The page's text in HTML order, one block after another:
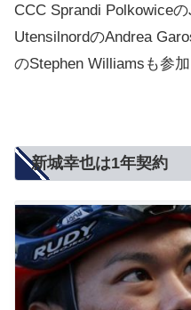
CCC Sprandi Polkowice
UtensilnordのAndrea
のStephen Williamsも参加
新城幸也は1年契約